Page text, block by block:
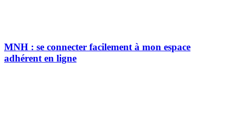
MNH : se connecter facilement à mon espace
adhérent en ligne